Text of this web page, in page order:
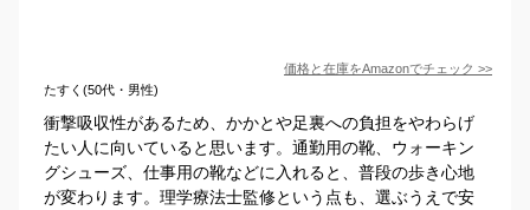
価格と在庫をAmazonでチェック >>
たすく(50代・男性)
衝撃吸収性があるため、かかとや足裏への負担をやわらげ
たい人に向いていると思います。通勤用の靴、ウォーキン
グシューズ、仕事用の靴などに入れると、普段の歩き心地
が変わります。理学療法士監修という点も、選ぶうえで安